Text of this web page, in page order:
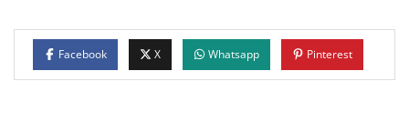
Facebook X Whatsapp Pinterest